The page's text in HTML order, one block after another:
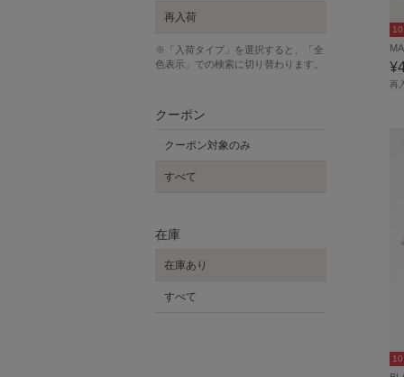
再
再入荷
※「入荷タイプ」を選択すると、「全
色表示」での検索に切り替わります。
クーポン
クーポン対象のみ
すべて
在庫
在庫あり
すべて